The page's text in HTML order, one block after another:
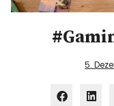
Museen bei…
Bloggerreisen
5.